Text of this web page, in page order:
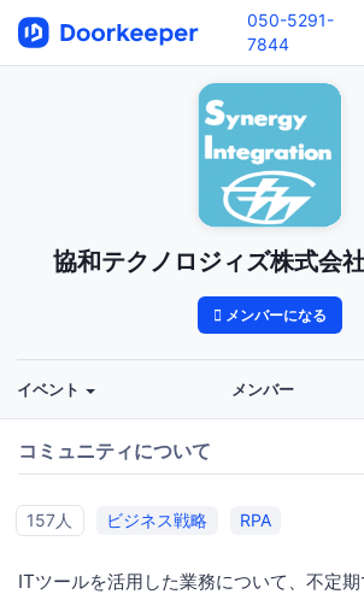
050-5291-
7844
協和テクノロジィズ株式会
メンバーになる
イベント メンバー
コミュニティについて
157人 ビジネス戦略 RPA
ITツールを活用した業務について、不定